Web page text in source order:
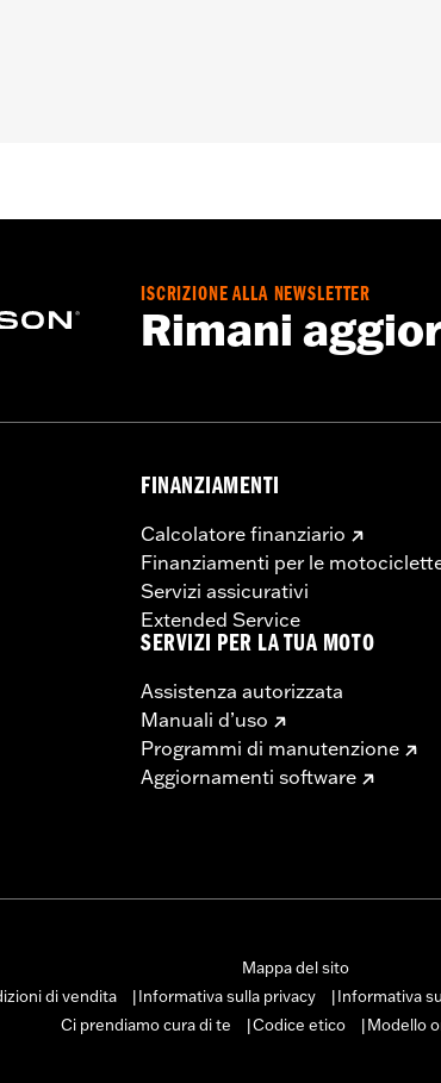
della staffa P/N 90202532. Non
ISCRIZIONE ALLA NEWSLETTER
Rimani
FINANZIAMENTI
Calcolatore finanziario
Finanziamenti per le
Servizi assicurativi
Extended Service
SERVIZI PER LA TUA MOTO
Assistenza autorizzata
Manuali d’uso
Programmi di manutenzione
Aggiornamenti software
Mappa del sito
di vendita Informativa sulla privacy Informativa
Ci prendiamo cura di te
Codice etico Modello